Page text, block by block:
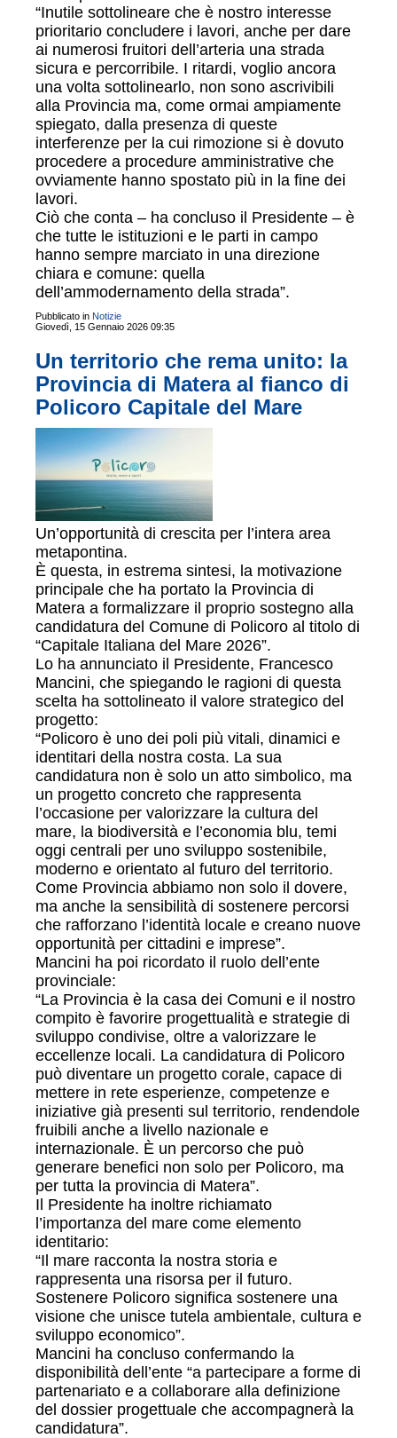
“Inutile sottolineare che è nostro interesse
prioritario concludere i lavori, anche per dare
ai numerosi fruitori dell’arteria una strada
sicura e percorribile. I ritardi, voglio ancora
una volta sottolinearlo, non sono ascrivibili
alla Provincia ma, come ormai ampiamente
spiegato, dalla presenza di queste
interferenze per la cui rimozione si è dovuto
procedere a procedure amministrative che
ovviamente hanno spostato più in la fine dei
lavori.
Ciò che conta – ha concluso il Presidente – è
che tutte le istituzioni e le parti in campo
hanno sempre marciato in una direzione
chiara e comune: quella
dell’ammodernamento della strada”.
Pubblicato in Notizie
Giovedì, 15 Gennaio 2026 09:35
Un territorio che rema unito: la
Provincia di Matera al fianco di
Policoro Capitale del Mare
Un’opportunità di crescita per l’intera area
metapontina.
È questa, in estrema sintesi, la motivazione
principale che ha portato la Provincia di
Matera a formalizzare il proprio sostegno alla
candidatura del Comune di Policoro al titolo di
“Capitale Italiana del Mare 2026”.
Lo ha annunciato il Presidente, Francesco
Mancini, che spiegando le ragioni di questa
scelta ha sottolineato il valore strategico del
progetto:
“Policoro è uno dei poli più vitali, dinamici e
identitari della nostra costa. La sua
candidatura non è solo un atto simbolico, ma
un progetto concreto che rappresenta
l’occasione per valorizzare la cultura del
mare, la biodiversità e l’economia blu, temi
oggi centrali per uno sviluppo sostenibile,
moderno e orientato al futuro del territorio.
Come Provincia abbiamo non solo il dovere,
ma anche la sensibilità di sostenere percorsi
che rafforzano l’identità locale e creano nuove
opportunità per cittadini e imprese”.
Mancini ha poi ricordato il ruolo dell’ente
provinciale:
“La Provincia è la casa dei Comuni e il nostro
compito è favorire progettualità e strategie di
sviluppo condivise, oltre a valorizzare le
eccellenze locali. La candidatura di Policoro
può diventare un progetto corale, capace di
mettere in rete esperienze, competenze e
iniziative già presenti sul territorio, rendendole
fruibili anche a livello nazionale e
internazionale. È un percorso che può
generare benefici non solo per Policoro, ma
per tutta la provincia di Matera”.
Il Presidente ha inoltre richiamato
l’importanza del mare come elemento
identitario:
“Il mare racconta la nostra storia e
rappresenta una risorsa per il futuro.
Sostenere Policoro significa sostenere una
visione che unisce tutela ambientale, cultura e
sviluppo economico”.
Mancini ha concluso confermando la
disponibilità dell’ente “a partecipare a forme di
partenariato e a collaborare alla definizione
del dossier progettuale che accompagnerà la
candidatura”.